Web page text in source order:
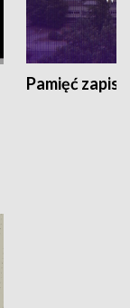
Pamięć